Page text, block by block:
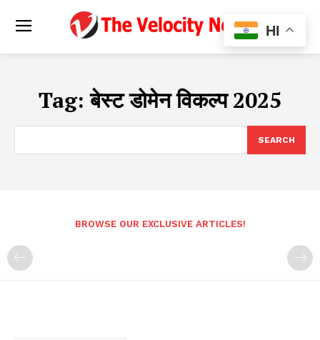
Tag:बेस्ट डोमेन विकल्प 2025
SEARCH
BROWSE OUR EXCLUSIVE ARTICLES!
HI